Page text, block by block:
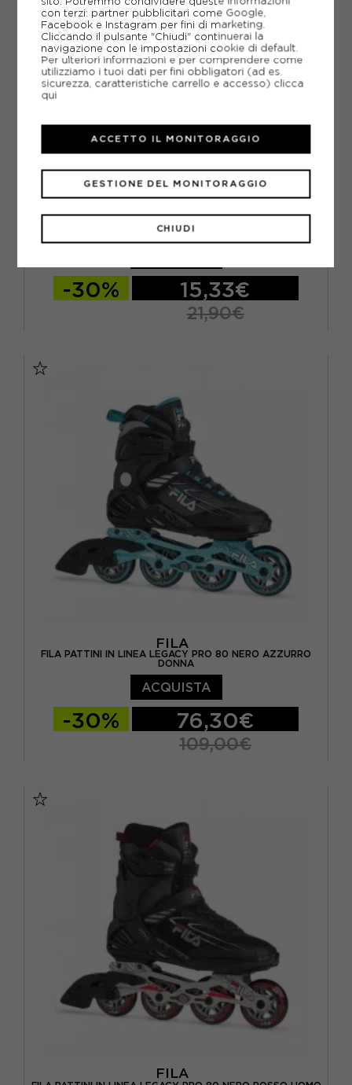
FILA
FILA PROTEZIONE FP GEARS NERO ROSSO BAMBINO
-30% 15,33€
21,90€
FILA
FILA PATTINI IN LINEA LEGACY PRO 80 NERO AZZURRO
DONNA
ACQUISTA
-30% 76,30€
109,00€
FILA
con terzi: partner pubblicitari come Google,
Facebook e Instagram per fini di marketing.
Cliccando il pulsante "Chiudi" continuerai la
navigazione con le impostazioni cookie di default.
Per ulteriori informazioni e per comprendere come
utilizziamo i tuoi dati per fini obbligatori (ad es.
sicurezza, caratteristiche carrello e accesso) clicca
qui
CHIUDI
GESTIONE DEL MONITORAGGIO
ACCETTO IL MONITORAGGIO